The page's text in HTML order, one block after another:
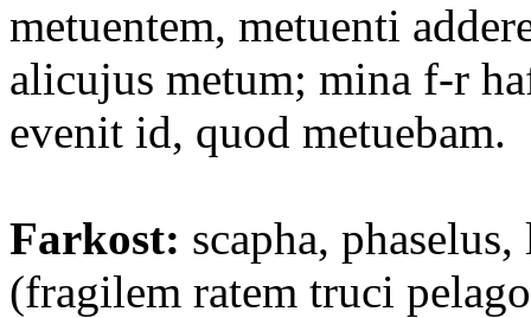
metuentem, metuenti
alicujus metum; mina f-r
evenit id, quod metuebam.
Farkost: scapha,
(fragilem ratem truci